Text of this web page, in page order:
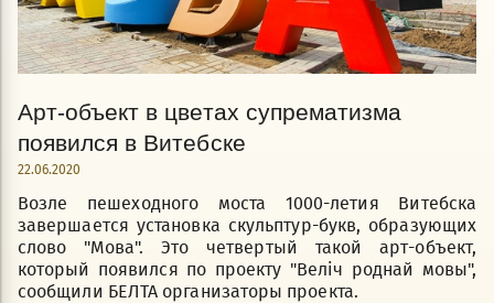
Арт-объект в цветах супрематизма
появился в Витебске
22.06.2020
Возле пешеходного моста 1000-летия Витебска
завершается установка скульптур-букв, образующих
слово "Мова". Это четвертый такой арт-объект,
который появился по проекту "Веліч роднай мовы",
сообщили БЕЛТА организаторы проекта.